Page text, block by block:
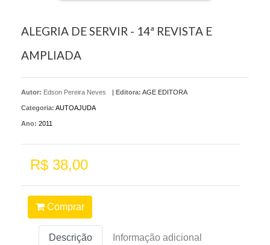
ALEGRIA DE SERVIR - 14ª REVISTA E
AMPLIADA
Autor: Edson Pereira Neves | Editora: AGE EDITORA
Categoria: AUTOAJUDA
Ano: 2011
R$ 38,00
Comprar
Descrição Informação adicional